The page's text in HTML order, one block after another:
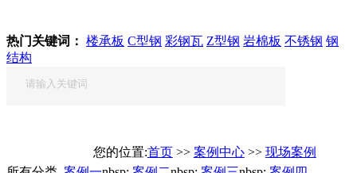
热门关键词： 楼承板 C型钢 彩钢瓦 Z型钢 岩棉板 不锈钢 钢
结构
您的位置:首页 >> 案例中心>> 现场案例